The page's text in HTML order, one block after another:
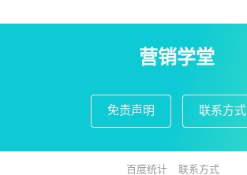
营销学堂
免责声明 联系方式
百度统计 联系方式